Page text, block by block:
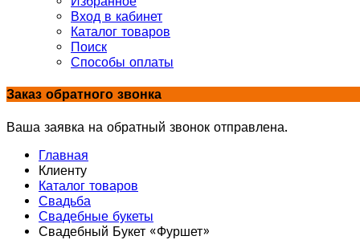
Вход в кабинет
Каталог товаров
Поиск
Способы оплаты
Заказ обратного звонка
Ваша заявка на обратный звонок отправлена.
Главная
Клиенту
Каталог товаров
Свадьба
Свадебные букеты
Свадебный Букет «Фуршет»